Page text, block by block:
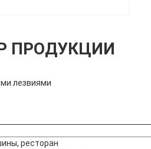
ПРОДУКЦИИ
лезвиями
ресторан